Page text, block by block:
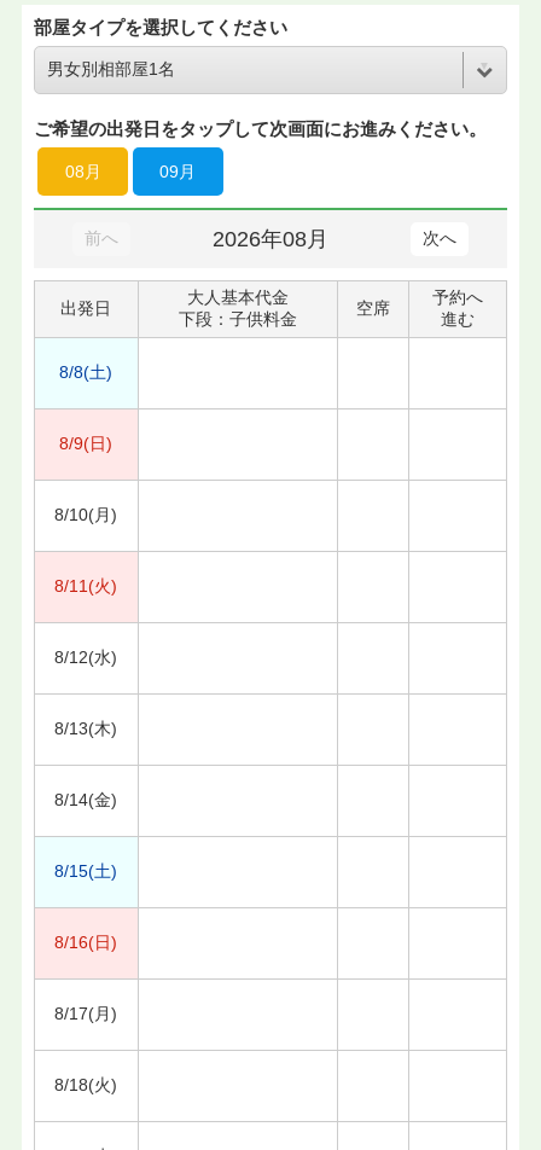
部屋タイプを選択してください
ご希望の出発日をタップして次画面にお進みください。
08月 09月
前へ 2026年08月 次へ
出発日
大人基本代金
下段：子供料金
空席
予約へ
進む
8/8(土)
8/9(日)
8/10(月)
8/11(火)
8/12(水)
8/13(木)
8/14(金)
8/15(土)
8/16(日)
8/17(月)
8/18(火)